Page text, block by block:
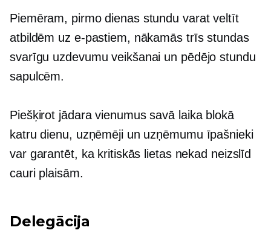
Piemēram, pirmo dienas stundu varat veltīt
atbildēm uz e-pastiem, nākamās trīs stundas
svarīgu uzdevumu veikšanai un pēdējo stundu
sapulcēm.
Piešķirot jādaravienumus savā laika blokā
katru dienu, uzņēmēji un uzņēmumu īpašnieki
var garantēt, ka kritiskās lietas nekad neizslīd
cauri plaisām.
Delegācija